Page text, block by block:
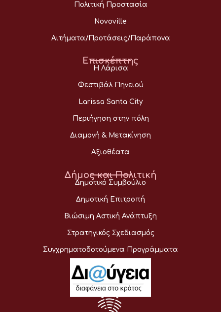
Πολιτική Προστασία
Novoville
Αιτήματα/Προτάσεις/Παράπονα
Επισκέπτης
Η Λάρισα
Φεστιβάλ Πηνειού
Larissa Santa City
Περιήγηση στην πόλη
Διαμονή & Μετακίνηση
Αξιοθέατα
Δήμος και Πολιτική
Δημοτικό Συμβούλιο
Δημοτική Επιτροπή
Βιώσιμη Αστική Ανάπτυξη
Στρατηγικός Σχεδιασμός
Συγχρηματοδοτούμενα Προγράμματα